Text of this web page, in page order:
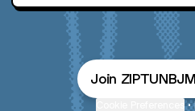
Join
•